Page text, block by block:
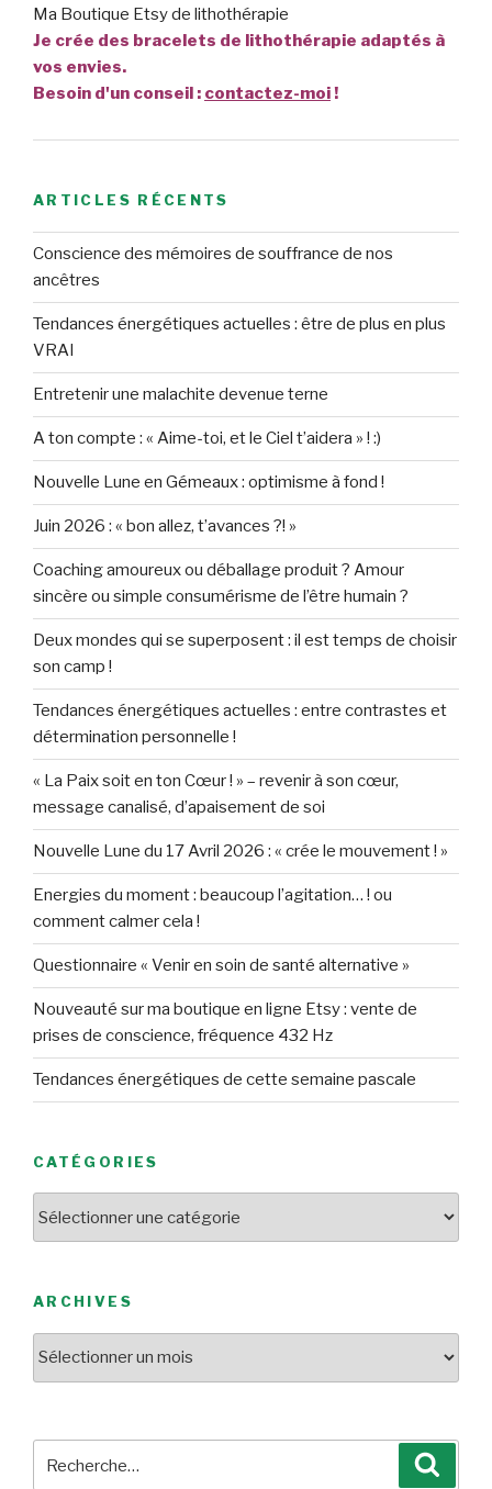
Ma Boutique Etsy de lithothérapie
Je crée des bracelets de lithothérapie adaptés à
vos envies.
Besoin d'un conseil : contactez-moi!
ARTICLES RÉCENTS
Conscience des mémoires de souffrance de nos
ancêtres
Tendances énergétiques actuelles : être de plus en plus
VRAI
Entretenir une malachite devenue terne
A ton compte : « Aime-toi, et le Ciel t’aidera » ! :)
Nouvelle Lune en Gémeaux : optimisme à fond !
Juin 2026 : « bon allez, t’avances ?! »
Coaching amoureux ou déballage produit ? Amour
sincère ou simple consumérisme de l’être humain ?
Deux mondes qui se superposent : il est temps de choisir
son camp !
Tendances énergétiques actuelles : entre contrastes et
détermination personnelle !
« La Paix soit en ton Cœur ! » – revenir à son cœur,
message canalisé, d’apaisement de soi
Nouvelle Lune du 17 Avril 2026 : « crée le mouvement ! »
Energies du moment : beaucoup l’agitation… ! ou
comment calmer cela !
Questionnaire « Venir en soin de santé alternative »
Nouveauté sur ma boutique en ligne Etsy : vente de
prises de conscience, fréquence 432 Hz
Tendances énergétiques de cette semaine pascale
CATÉGORIES
ARCHIVES